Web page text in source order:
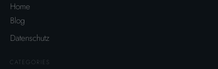
Home
Blog
Datenschutz
CATEGORIES